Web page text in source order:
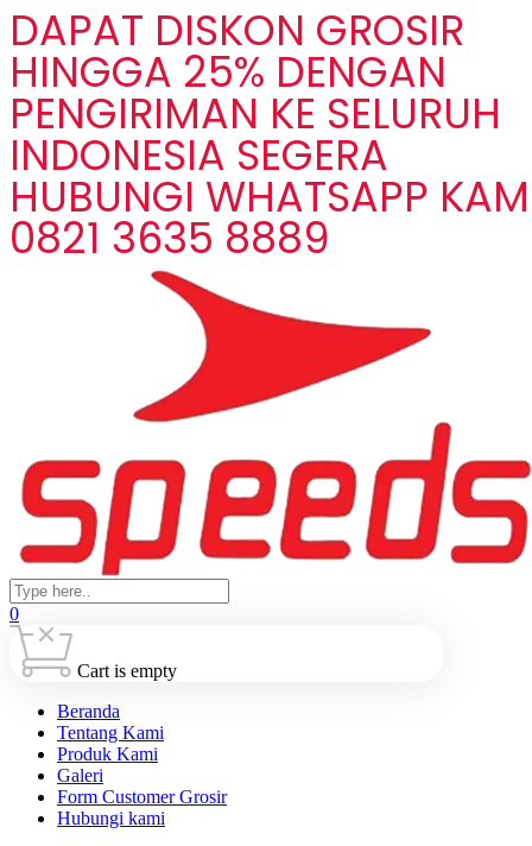
DAPAT DISKON GROSIR
HINGGA 25% DENGAN
PENGIRIMAN KE SELURUH
INDONESIA SEGERA
HUBUNGI WHATSAPP
0821 3635 8889
0
Cart is empty
Beranda
Tentang Kami
Produk Kami
Galeri
Form Customer Grosir
Hubungi kami